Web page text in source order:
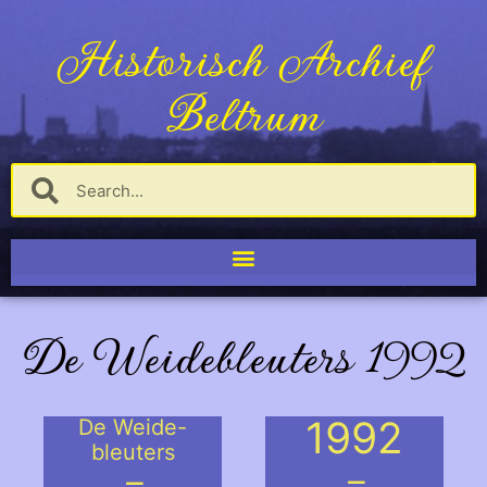
Historisch Archief
Beltrum
De Weidebleuters 1992
De Weide-
bleuters
1992